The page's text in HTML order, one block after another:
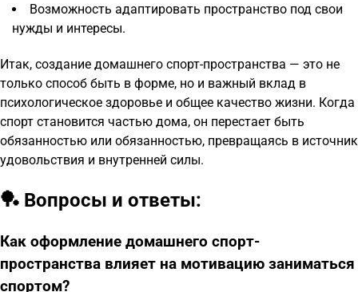
Возможность адаптировать пространство под свои
нужды и интересы.
Итак, создание домашнего спорт-пространства — это не
только способ быть в форме, но и важный вклад в
психологическое здоровье и общее качество жизни. Когда
спорт становится частью дома, он перестает быть
обязанностью или обязанностью, превращаясь в источник
удовольствия и внутренней силы.
🏓 Вопросы и ответы:
Как оформление домашнего спорт-
пространства влияет на мотивацию заниматься
спортом?